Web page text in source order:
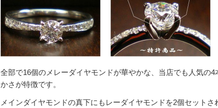
全部で16個のメレーダイヤモンドが華やかな、当店でも人気の
かさが特徴です。
メインダイヤモンドの真下にもレーダイヤモンドを2個セット